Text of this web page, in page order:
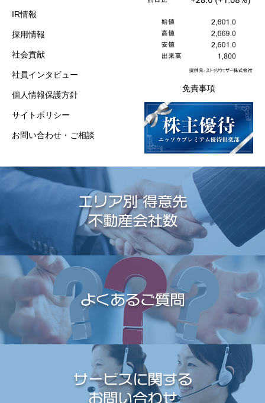
IR情報
採用情報
社会貢献
社員インタビュー
個人情報保護方針
サイトポリシー
お問い合わせ・ご相談
免責事項